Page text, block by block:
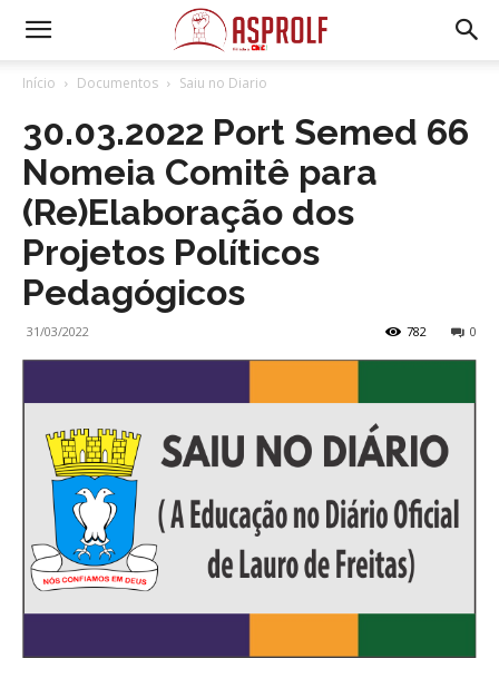
Início Documentos Saiu no Diario
30.03.2022 Port Semed 66
Nomeia Comitê para
(Re)Elaboração dos
Projetos Políticos
Pedagógicos
31/03/2022 0
782